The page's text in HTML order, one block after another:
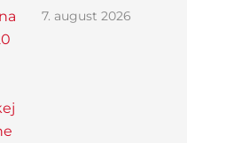
7. august 2026